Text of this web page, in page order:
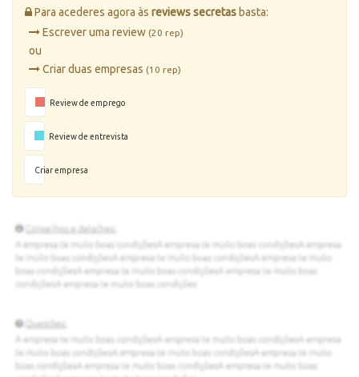
Para acederes agora às reviews secretas basta:
Escrever uma review (20 rep)
ou
Criar duas empresas (10 rep)
Review de emprego
Review de entrevista
Criar empresa